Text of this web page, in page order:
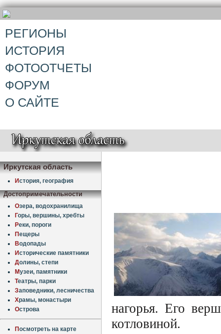
РЕГИОНЫ
ИСТОРИЯ
ФОТООТЧЕТЫ
ФОРУМ
О САЙТЕ
Иркутская область
История, география
Достопримечательности
Озера, водохранилища
Горы, вершины, хребты
Реки, пороги
Пещеры
Водопады
Исторические памятники
Долины, степи
Музеи, памятники
Театры, парки
Заповедники, лесничества
Храмы, монастыри
Острова
Посмотреть на карте
нагорья. Его
котловиной.